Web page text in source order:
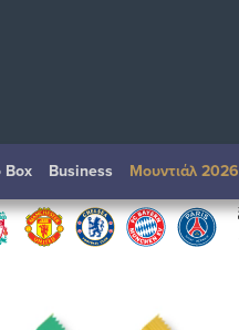
Box Βusiness Μουντιάλ 2026